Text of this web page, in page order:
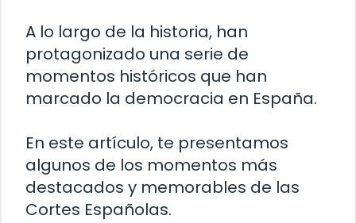
A lo largo de la historia, han
protagonizado una serie de
momentos históricos que han
marcado la democracia en España.
En este artículo, te presentamos
algunos de los momentos más
destacados y memorables de las
Cortes Españolas.